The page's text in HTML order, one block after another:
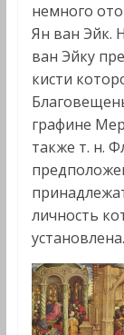
немного
Ян ван Эйк.
ван Эйку
кисти
графине
также т. н.
личность
установлена.